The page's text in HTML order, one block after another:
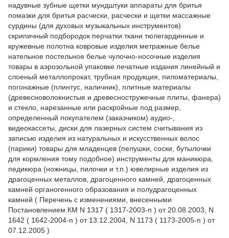
надувные зубные щетки мундштуки аппараты для бритья
помазки для бритья расчески, расчески и щетки массажные
сурдины (для духовых музыкальных инструментов)
скрипичный подбородок перчатки ткани тюлегардинные и
кружевные полотна ковровые изделия метражные белье
нательное постельное белье чулочно-носочные изделия
товары в аэрозольной упаковке печатные издания линейный и
слоеный металлопрокат, трубная продукция, пиломатериалы,
погонажные (плинтус, наличник), плитные материалы
(древесноволокнистые и древесностружечные плиты, фанера)
и стекло, нарезанные или раскройные под размер,
определенный покупателем (заказчиком) аудио-,
видеокассеты, диски для лазерных систем считывания из
записью изделия из натуральных и искусственных волос
(парики) товары для младенцев (пелушки, соски, бутылочки
для кормления тому подобное) инструменты для маникюра,
педикюра (ножницы, пилочки и т.п.) ювелирные изделия из
драгоценных металлов, драгоценного камней, драгоценных
камней органогенного образования и полудрагоценных
камней ( Перечень с изменениями, внесенными
Постановлением КМ N 1317 ( 1317-2003-п ) от 20.08.2003, N
1642 ( 1642-2004-п ) от 13.12.2004, N 1173 ( 1173-2005-п ) от
07.12.2005 )